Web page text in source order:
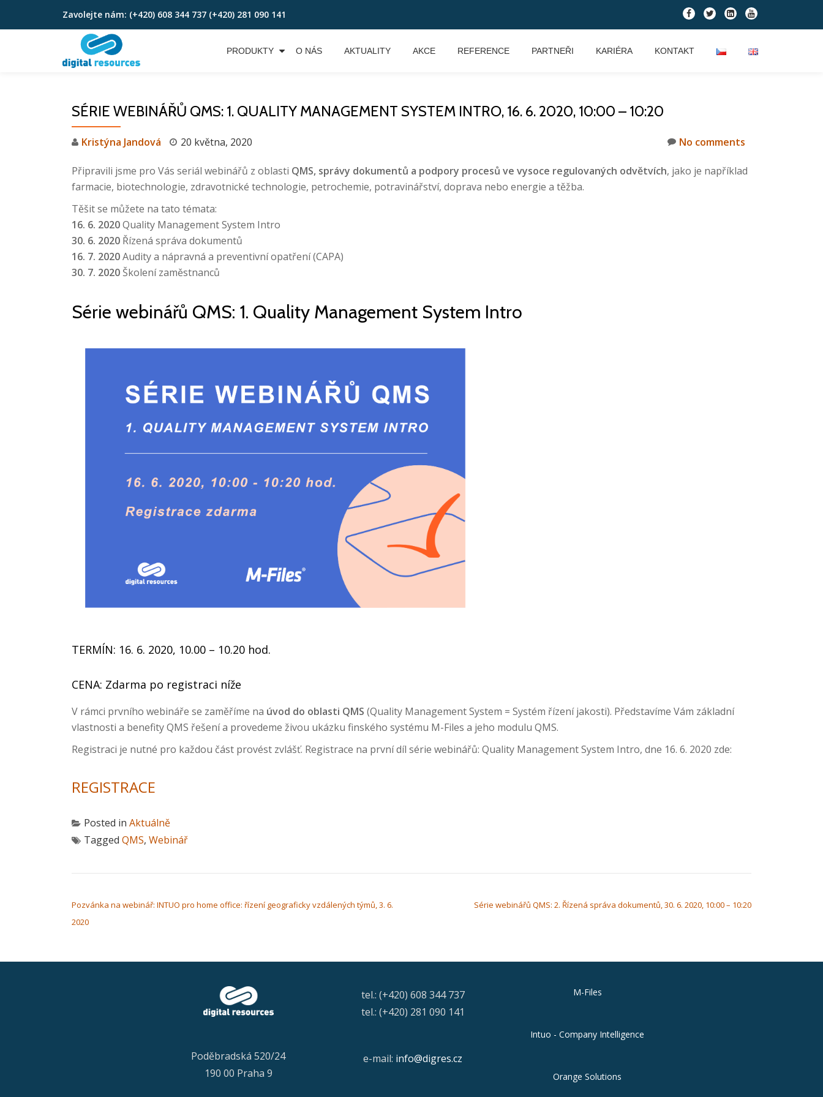
Skip
Zavolejte nám: (+420) 608 344 737 (+420) 281 090 141
fa-
facebook
fa-
twitter
fa-
linkedin-
square
fa-
youtube
PRODUKTY O NÁS AKTUALITY AKCE REFERENCE PARTNEŘI KARIÉRA KONTAKT
SÉRIE WEBINÁŘŮ QMS: 1. QUALITY MANAGEMENT SYSTEM INTRO, 16. 6. 2020, 10:00 – 10:20
Kristýna Jandová 20 května, 2020 No comments
Připravili jsme pro Vás seriál webinářů z oblasti QMS, správy dokumentů a podpory procesů ve vysoce regulovaných odvětvích, jako je například
farmacie, biotechnologie, zdravotnické technologie, petrochemie, potravinářství, doprava nebo energie a těžba.
Těšit se můžete na tato témata:
16. 6. 2020Quality Management System Intro
30. 6. 2020 Řízená správa dokumentů
16. 7. 2020Audity a nápravná a preventivní opatření (CAPA)
30. 7. 2020 Školení zaměstnanců
Série webinářů QMS: 1. Quality Management System Intro
TERMÍN: 16. 6. 2020, 10.00 – 10.20 hod.
CENA: Zdarma po registraci níže
V rámci prvního webináře se zaměříme na úvod do oblasti QMS (Quality Management System = Systém řízení jakosti). Představíme Vám základní
vlastnosti a benefity QMS řešení a provedeme živou ukázku finského systému M-Files a jeho modulu QMS.
Registraci je nutné pro každou část provést zvlášť. Registrace na první díl série webinářů: Quality Management System Intro, dne 16. 6. 2020 zde:
REGISTRACE
Posted in Aktuálně
Tagged QMS, Webinář
Pozvánka na webinář: INTUO pro home office: řízení geograficky vzdálených týmů, 3. 6.
2020
Série webinářů QMS: 2. Řízená správa dokumentů, 30. 6. 2020, 10:00 – 10:20
Poděbradská 520/24
190 00 Praha 9
tel.: (+420) 608 344 737
tel.: (+420) 281 090 141
e-mail: info@digres.cz
M-Files
Intuo - Company Intelligence
Orange Solutions